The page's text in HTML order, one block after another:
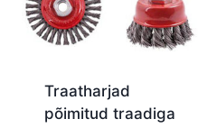
Traatharjad
põimitud traadiga